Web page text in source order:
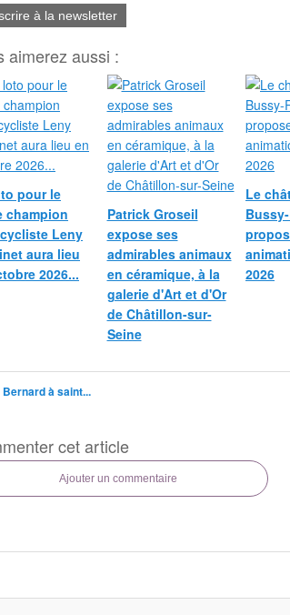
à la newsletter
aimerez aussi :
pour le
champion
Leny
aura lieu
2026...
Patrick Groseil
expose ses
admirables animaux
en céramique, à la
galerie d'Art et d'Or
de Châtillon-sur-
Seine
Le
2026
Bernard à saint...
cet article
Ajouter un commentaire